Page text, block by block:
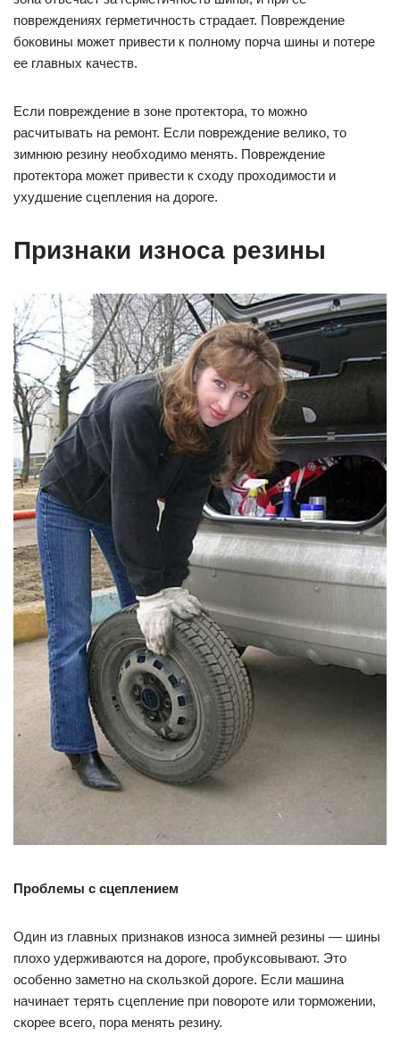
повреждениях герметичность страдает. Повреждение
боковины может привести к полному порча шины и потере
ее главных качеств.
Если повреждение в зоне протектора, то можно
расчитывать на ремонт. Если повреждение велико, то
зимнюю резину необходимо менять. Повреждение
протектора может привести к сходу проходимости и
ухудшение сцепления на дороге.
Признаки износа резины
Проблемы с сцеплением
Один из главных признаков износа зимней резины — шины
плохо удерживаются на дороге, пробуксовывают. Это
особенно заметно на скользкой дороге. Если машина
начинает терять сцепление при повороте или торможении,
скорее всего, пора менять резину.